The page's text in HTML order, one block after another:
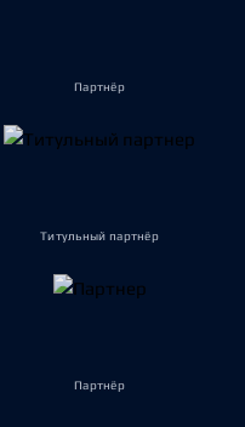
Партнёр
Титульный партнёр
Партнёр